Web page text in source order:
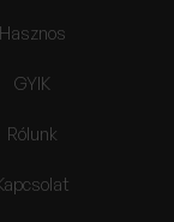
Hasznos
GYIK
Rólunk